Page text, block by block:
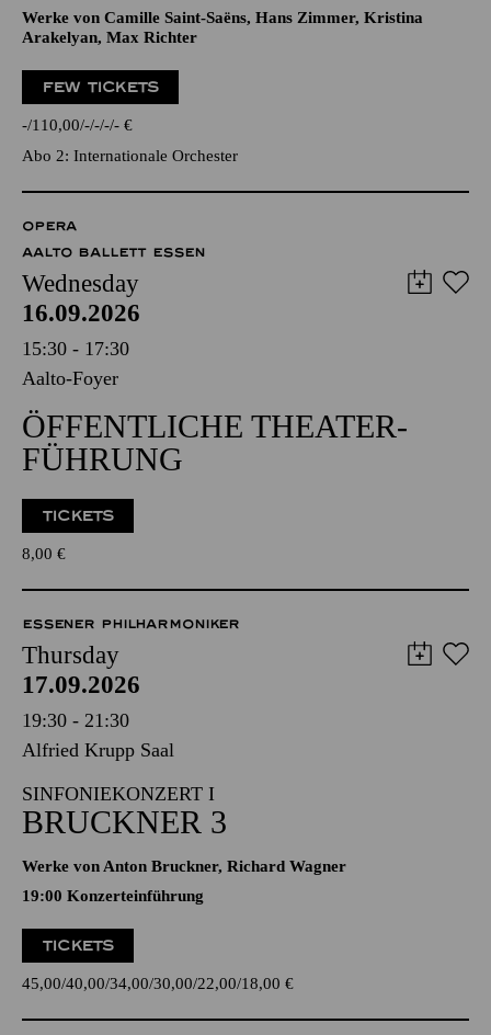
Werke von Camille Saint-Saëns, Hans Zimmer, Kristina
Arakelyan, Max Richter
FEW TICKETS
- 110,00 - - - - €
Abo 2: Internationale Orchester
OPERA
AALTO BALLETT ESSEN
Wednesday
16.09.2026
15:30 - 17:30
Aalto-Foyer
ÖFFENTLICHE THEATER­
FÜHRUNG
TICKETS
8,00 €
ESSENER PHILHARMONIKER
Thursday
17.09.2026
19:30 - 21:30
Alfried Krupp Saal
SINFONIEKONZERT I
BRUCKNER 3
Werke von Anton Bruckner, Richard Wagner
19:00 Konzerteinführung
TICKETS
45,00 40,00 34,00 30,00 22,00 18,00 €